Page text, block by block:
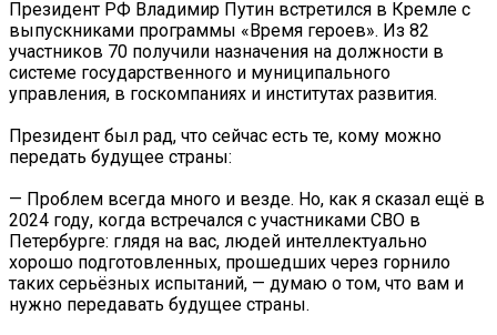
Президент РФ Владимир Путин встретился в Кремле с
выпускниками программы «Время героев». Из 82
участников 70 получили назначения на должности в
системе государственного и муниципального
управления, в госкомпаниях и институтах развития.
Президент был рад, что сейчас есть те, кому можно
передать будущее страны:
— Проблем всегда много и везде. Но, как я сказал ещё в
2024 году, когда встречался с участниками СВО в
Петербурге: глядя на вас, людей интеллектуально
хорошо подготовленных, прошедших через горнило
таких серьёзных испытаний, — думаю о том, что вам и
нужно передавать будущее страны.